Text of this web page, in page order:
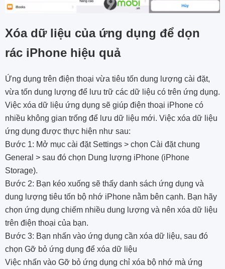
Xóa dữ liệu của ứng dụng để dọn
rác iPhone hiệu quả
Ứng dụng trên điện thoại vừa tiêu tốn dung lượng cài đặt,
vừa tốn dung lượng để lưu trữ các dữ liệu có trên ứng dụng.
Việc xóa dữ liệu ứng dụng sẽ giúp điện thoại iPhone có
nhiều không gian trống để lưu dữ liệu mới. Việc xóa dữ liệu
ứng dụng được thực hiện như sau:
Bước 1: Mở mục cài đặt Settings > chọn Cài đặt chung
General > sau đó chọn Dung lượng iPhone (iPhone
Storage).
Bước 2: Bạn kéo xuống sẽ thấy danh sách ứng dụng và
dung lượng tiêu tốn bộ nhớ iPhone nằm bên cạnh. Bạn hãy
chọn ứng dụng chiếm nhiều dung lượng và nên xóa dữ liệu
trên điện thoại của bạn.
Bước 3: Bạn nhấn vào ứng dụng cần xóa dữ liệu, sau đó
chọn Gỡ bỏ ứng dụng để xóa dữ liệu
Việc nhấn vào Gỡ bỏ ứng dụng chỉ xóa bộ nhớ mà ứng